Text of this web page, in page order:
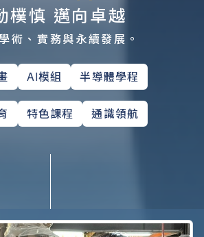
樸慎 邁向卓越
術、實務與永續發展。
AI模組 半導體學程
特色課程 通識領航